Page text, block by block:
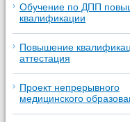
Обучение по ДПП
квалификации
Повышение
аттестация
Проект непрерывного
медицинского